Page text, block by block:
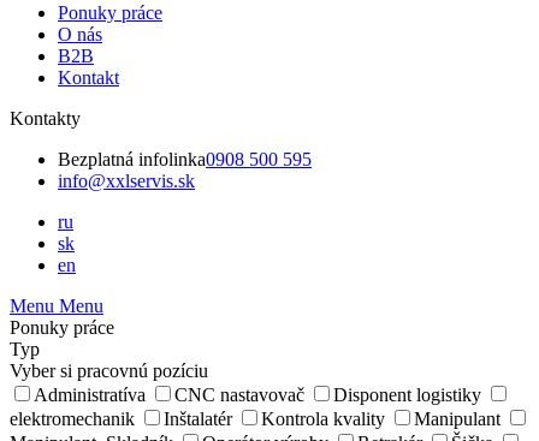
Ponuky práce
O nás
B2B
Kontakt
Kontakty
Bezplatná infolinka0908 500 595
info@xxlservis.sk
ru
sk
en
Menu Menu
Ponuky práce
Typ
Vyber si pracovnú pozíciu
Administratíva
CNC nastavovač
Disponent logistiky
elektromechanik
Inštalatér Kontrola kvality
Manipulant